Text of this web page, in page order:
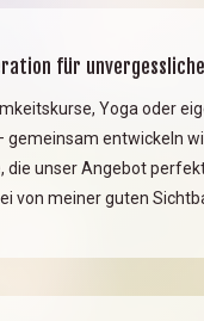
für
Yoga oder
gemeinsam entwickeln
die unser Angebot
von meiner guten